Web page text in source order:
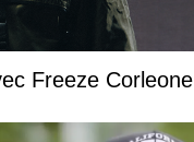
Freeze Corleone